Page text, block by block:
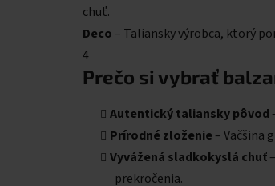
chuť.
Deco – Taliansky výrobca, ktorý
4
Prečo si vybrať
Autentický taliansky pôvod
Prírodné zloženie – Väčšina
Vyvážená sladkokyslá chuť
prekročenia.